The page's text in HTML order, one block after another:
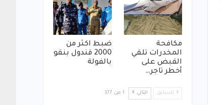
مكافحة
المخدرات تلقي
القبض على
أخطر تاجر…
ضبط اكثر من
2000 قندول بنقو
بالفولة
السابق التالي 1 من 377